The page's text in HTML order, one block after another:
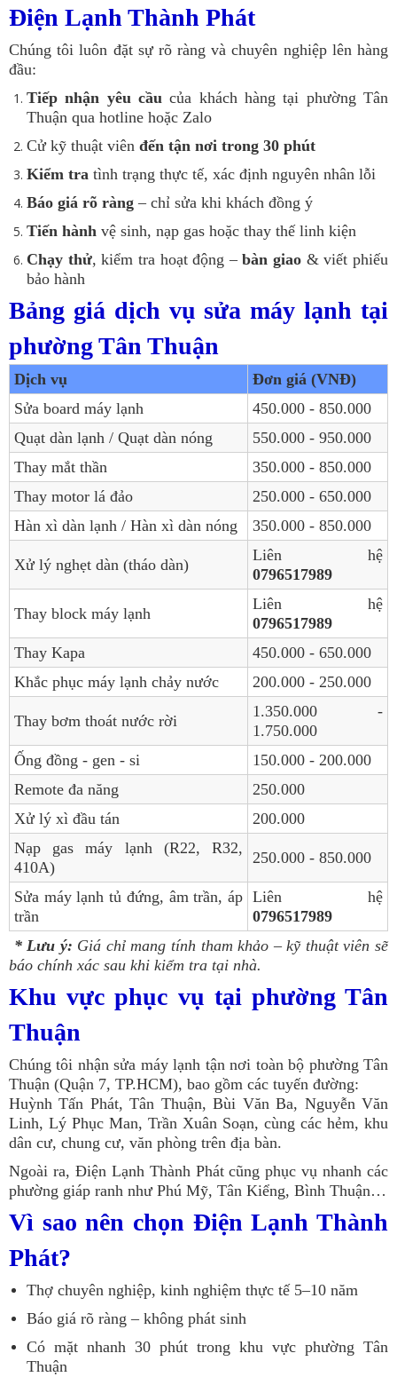
Điện Lạnh Thành Phát
Chúng tôi luôn đặt sự rõ ràng và chuyên nghiệp lên hàng
đầu:
Tiếp nhận yêu cầucủa khách hàng tại phường Tân
Thuận qua hotline hoặc Zalo
Cử kỹ thuật viên đến tận nơi trong 30 phút
Kiểm tra tình trạng thực tế, xác định nguyên nhân lỗi
Báo giá rõ ràng – chỉ sửa khi khách đồng ý
Tiến hành vệ sinh, nạp gas hoặc thay thế linh kiện
Chạy thử, kiểm tra hoạt động –bàn giao & viết phiếu
bảo hành
Bảng giá dịch vụ sửa máy lạnh tại
phường Tân Thuận
Dịch vụ
Đơn giá (VNĐ)
Sửa board máy lạnh
450.000 - 850.000
Quạt dàn lạnh / Quạt dàn nóng
550.000 - 950.000
Thay mắt thần
350.000 - 850.000
Thay motor lá đảo
250.000 - 650.000
Hàn xì dàn lạnh / Hàn xì dàn nóng
350.000 - 850.000
Xử lý nghẹt dàn (tháo dàn)
Liên hệ
0796517989
Thay block máy lạnh
Liên hệ
0796517989
Thay Kapa
450.000 - 650.000
Khắc phục máy lạnh chảy nước
200.000 - 250.000
Thay bơm thoát nước rời
1.350.000 -
1.750.000
Ống đồng - gen - si
150.000 - 200.000
Remote đa năng
250.000
Xử lý xì đầu tán
200.000
Nạp gas máy lạnh (R22, R32,
410A)
250.000 - 850.000
Sửa máy lạnh tủ đứng, âm trần, áp
trần
Liên hệ
0796517989
* Lưu ý: Giá chỉ mang tính tham khảo – kỹ thuật viên sẽ
báo chính xác sau khi kiểm tra tại nhà.
Khu vực phục vụ tại phường Tân
Thuận
Chúng tôi nhận sửa máy lạnh tận nơi toàn bộ phường Tân
Thuận (Quận 7, TP.HCM), bao gồm các tuyến đường:
Huỳnh Tấn Phát, Tân Thuận, Bùi Văn Ba, Nguyễn Văn
Linh, Lý Phục Man, Trần Xuân Soạn, cùng các hẻm, khu
dân cư, chung cư, văn phòng trên địa bàn.
Ngoài ra, Điện Lạnh Thành Phát cũng phục vụ nhanh các
phường giáp ranh như Phú Mỹ, Tân Kiểng, Bình Thuận…
Vì sao nên chọn Điện Lạnh Thành
Phát?
Thợ chuyên nghiệp, kinh nghiệm thực tế 5–10 năm
Báo giá rõ ràng – không phát sinh
Có mặt nhanh 30 phút trong khu vực phường Tân
Thuận